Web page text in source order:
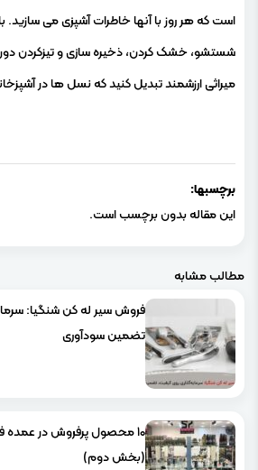
است که هر روز با آنها خاطرات آشپزی می
شستشو، خشک کردن، ذخیره سازی و تیزکردن دوره
میراثی ارزشمند تبدیل کنید که نسل ها در
برچسبها:
این مقاله بدون برچسب است.
مطالب مشابه
فروش سیر له کن شنگیا:
تضمین سودآوری
۱۰ محصول پرفروش در عمده
(بخش دوم)